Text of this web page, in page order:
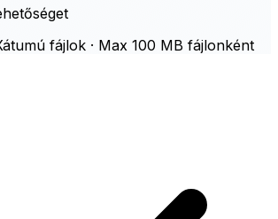
fájlok · Max 100 MB fájlonként